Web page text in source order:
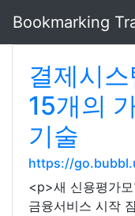
Bookmarking
결제시
15개의
기술
https://
<p>새 신용평가
금융서비스 시작